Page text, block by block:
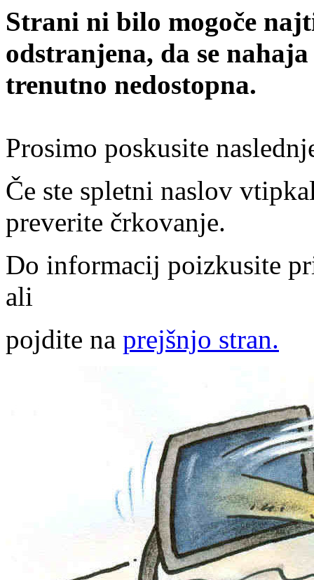
Strani ni bilo mogoče
odstranjena, da se
trenutno nedostopna.
Prosimo poskusite
Če ste spletni naslov
preverite črkovanje.
Do informacij poizkusite
ali
pojdite na prejšnjo stran.